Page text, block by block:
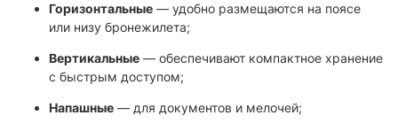
Горизонтальные — удобно размещаются на поясе
или низу бронежилета;
Вертикальные — обеспечивают компактное хранение
с быстрым доступом;
Напашные — для документов и мелочей;